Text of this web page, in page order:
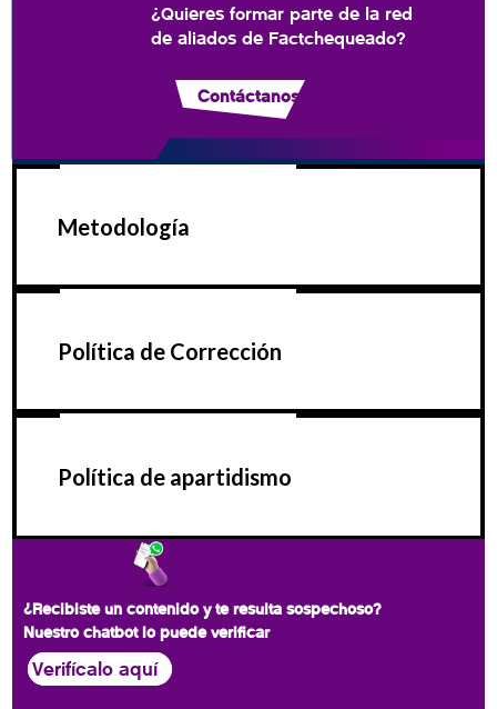
¿Quieres formar parte de la red
de aliados de Factchequeado?
Contáctanos
Metodología
Política de Corrección
Política de apartidismo
¿Recibiste un contenido y te resulta sospechoso?
Nuestro chatbot lo puede verificar
Verifícalo aquí